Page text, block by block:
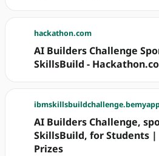
hackathon.com
AI Builders Challenge
SkillsBuild -
AI Builders Challenge,
SkillsBuild, for Students |
Prizes